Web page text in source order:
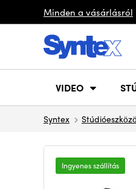
Minden a vásárlásról
VIDEO
Syntex
Ingyenes szállítás